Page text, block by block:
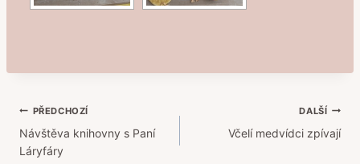
Navigace
pro
PŘEDCHOZÍ
Návštěva knihovny s Paní
Láryfáry
DALŠÍ
Včelí medvídci zpívají